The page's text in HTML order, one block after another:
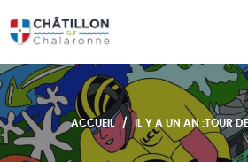
ACCUEIL IL Y A UN AN :TOUR